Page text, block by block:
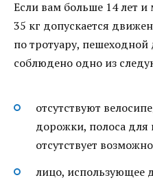
Если вам больше 14 лет
35 кг допускается
по тротуару,
соблюдено одно из
отсутствуют
дорожки, полоса для
отсутствует
лицо, использующее